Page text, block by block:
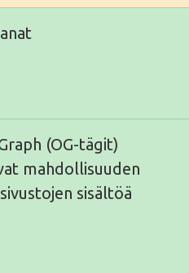
(OG-tägit)
mahdollisuuden
sisältöä